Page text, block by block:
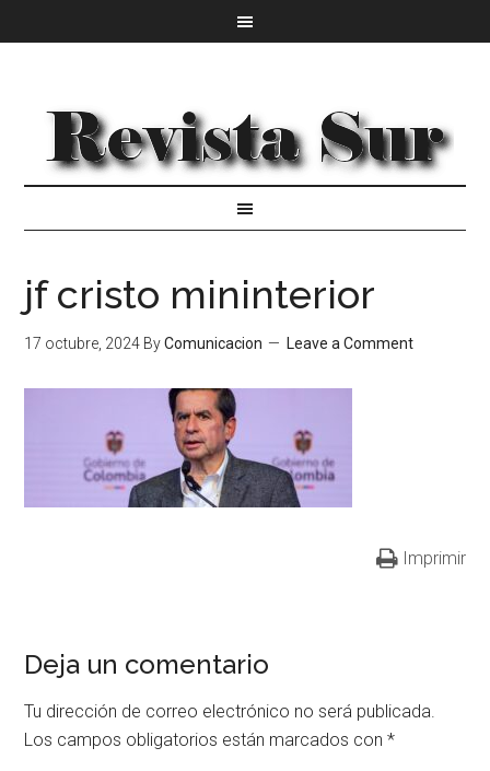
jf cristo mininterior
17 octubre, 2024 ByComunicacion Leave a Comment
Imprimir
Deja un comentario
Tu dirección de correo electrónico no será publicada.
Los campos obligatorios están marcados con*